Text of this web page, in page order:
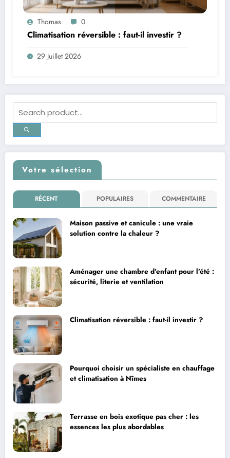
Thomas 0
Climatisation réversible : faut-il investir ?
29 Juillet 2026
Votre sélection
RÉCENT POPULAIRES COMMENTAIRE
Maison passive et canicule : une vraie
solution contre la chaleur ?
Aménager une chambre d’enfant pour l’été :
sécurité, literie et ventilation
Climatisation réversible : faut-il investir ?
Pourquoi choisir un spécialiste en chauffage
et climatisation à Nîmes
Terrasse en bois exotique pas cher : les
essences les plus abordables